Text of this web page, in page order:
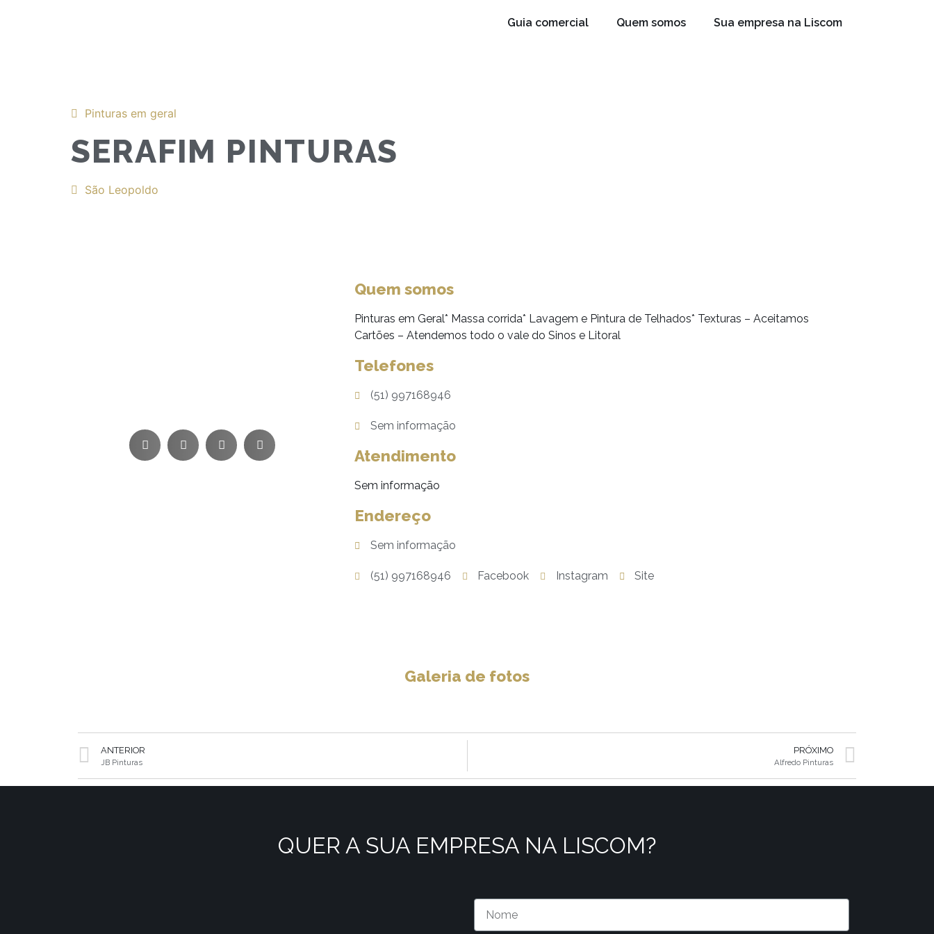
Guia comercial Quem somos Sua empresa na Liscom
Pinturas em geral
SERAFIM PINTURAS
São Leopoldo
Quem somos
Pinturas em Geral* Massa corrida* Lavagem e Pintura de Telhados* Texturas – Aceitamos
Cartões – Atendemos todo o vale do Sinos e Litoral
Telefones
(51) 997168946
Sem informação
Atendimento
Sem informação
Endereço
Sem informação
(51) 997168946 Facebook Instagram Site
Galeria de fotos
ANTERIOR
JB Pinturas
PRÓXIMO
Alfredo Pinturas
QUER A SUA EMPRESA NA LISCOM?